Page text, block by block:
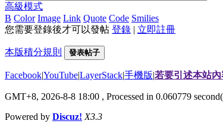
高級模式
B Color Image Link Quote Code Smilies
您需要登錄後才可以發帖 登錄 | 立即註冊
本版積分規則 發表帖子
Facebook|YouTube|LayerStack|手機版|若要引述本站
GMT+8, 2026-8-8 18:00 , Processed in 0.060779
Powered by Discuz! X3.3